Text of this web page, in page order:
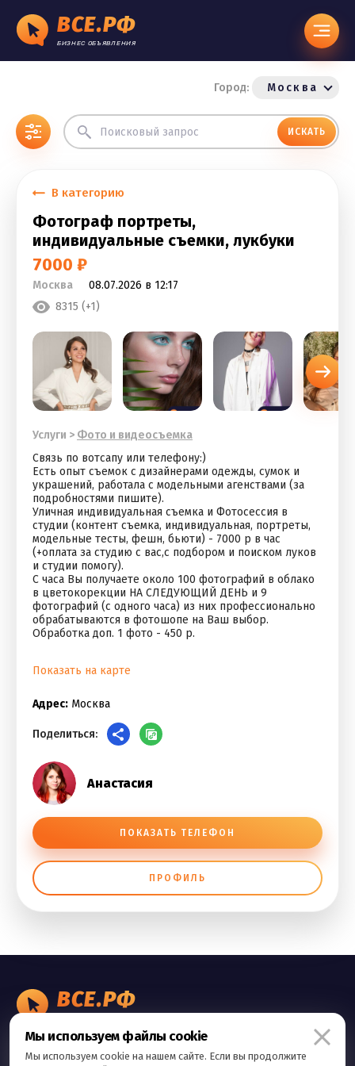
ВСЕ.РФ
БИЗНЕС ОБЪЯВЛЕНИЯ
Город: Москва
ИСКАТЬ
В категорию
Фотограф портреты,
индивидуальные съемки, лукбуки
7000 ₽
Москва
08.07.2026 в 12:17
8315 (+1)
Услуги > Фото и видеосъемка
Связь по вотсапу или телефону:)
Есть опыт съемок с дизайнерами одежды, сумок и
украшений, работала с модельными агенствами (за
подробностями пишите).
Уличная индивидуальная съемка и Фотосессия в
студии (контент съемка, индивидуальная, портреты,
модельные тесты, фешн, бьюти) - 7000 р в час
(+оплата за студию с вас,с подбором и поиском луков
и студии помогу).
С часа Вы получаете около 100 фотографий в облако
в цветокорекции НА СЛЕДУЮЩИЙ ДЕНЬ и 9
фотографий (с одного часа) из них профессионально
обрабатываются в фотошопе на Ваш выбор.
Обработка доп. 1 фото - 450 р.
Показать на карте
Адрес: Москва
Поделиться:
Анастасия
ПОКАЗАТЬ ТЕЛЕФОН
ПРОФИЛЬ
ВСЕ.РФ
Правила сервиса
Мы используем файлы cookie
Мы используем cookie на нашем сайте. Если вы продолжите